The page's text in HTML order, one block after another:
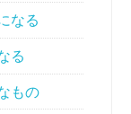
なる
る
もの